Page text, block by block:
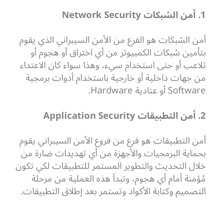
1. أمن الشبكات Network Security
أمن الشبكات هو الفرع من الأمن السيبراني الذي يقوم
بتأمين شبكات الكمبيوتر من أي اختراق أو هجوم أو
تلاعب أو حتى استخدام سيء، وهذا سواء كان الاعتداء
من جهات داخلية أو خارجية باستخدام أدوات برمجية
Software أو عتادية Hardware.
2. أمن التطبيقات Application Security
أمن التطبيقات هو فرع من فروع الأمن السيبراني يقوم
بحماية البرمجيات والأجهزة من أي تهديدات ضارة من
خلال التحديث والتطوير المستمر للتطبيقات لكي تكون
مُؤمنة أمام أي هجوم، وتبدأ هذه العملية من مرحلة
التصميم وكتابة الأكواد وتستمر بعد إطلاق التطبيقات.